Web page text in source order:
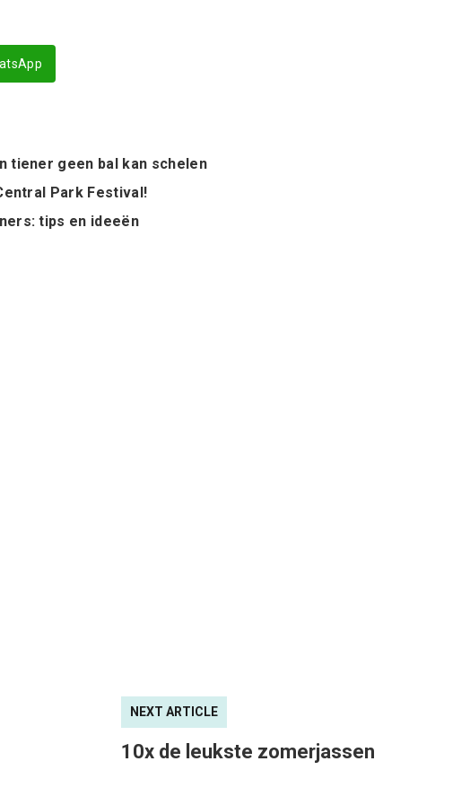
tiener geen bal kan schelen
Park Festival!
tips en ideeën
NEXT ARTICLE
10x de leukste zomerjassen